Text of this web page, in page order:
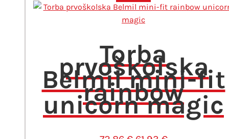
Torba
prvoškolska
Belmil mini-fit
rainbow
unicorn magic